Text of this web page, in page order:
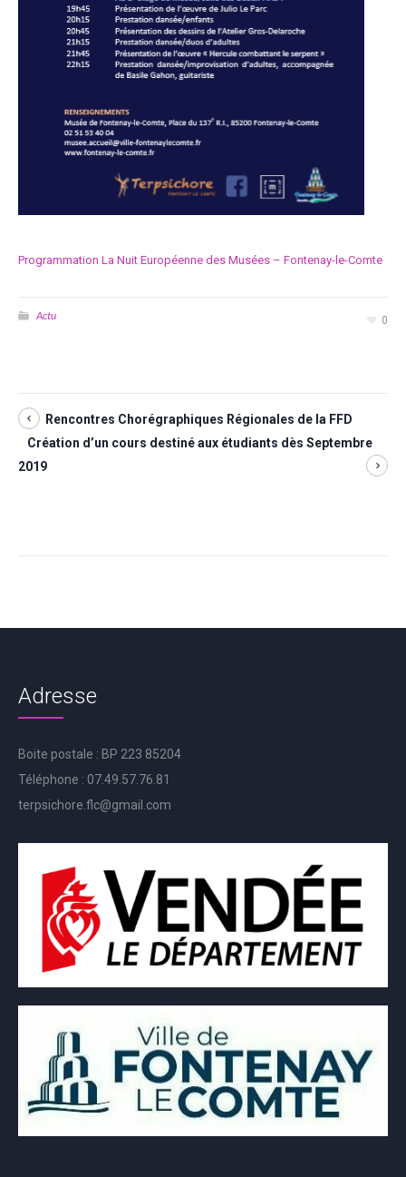
Programmation La Nuit Européenne des Musées – Fontenay-le-Comte
0
Actu
Rencontres Chorégraphiques Régionales de la FFD
Création d’un cours destiné aux étudiants dès Septembre
2019
Adresse
Boite postale : BP 223 85204
Téléphone : 07.49.57.76.81
terpsichore.flc@gmail.com